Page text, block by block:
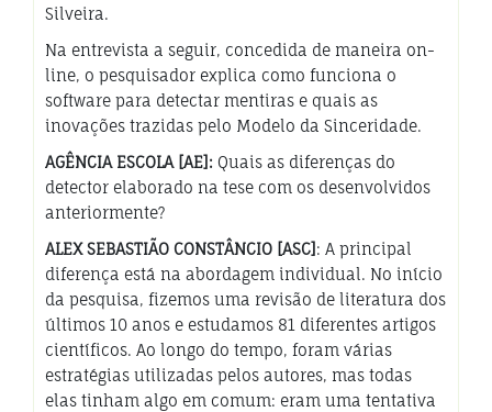
Silveira.
Na entrevista a seguir, concedida de maneira on-
line, o pesquisador explica como funciona o
software para detectar mentiras e quais as
inovações trazidas pelo Modelo da Sinceridade.
AGÊNCIA ESCOLA [AE]: Quais as diferenças do
detector elaborado na tese com os desenvolvidos
anteriormente?
ALEX SEBASTIÃO CONSTÂNCIO [ASC] : A principal
diferença está na abordagem individual. No início
da pesquisa, fizemos uma revisão de literatura dos
últimos 10 anos e estudamos 81 diferentes artigos
científicos. Ao longo do tempo, foram várias
estratégias utilizadas pelos autores, mas todas
elas tinham algo em comum: eram uma tentativa